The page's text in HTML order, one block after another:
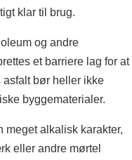
klar til brug.
og andre
et barriere lag for at
asfalt bør heller ikke
byggematerialer.
meget alkalisk karakter,
eller andre mørtel